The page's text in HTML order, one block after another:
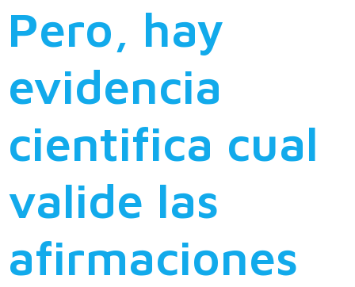
Pero, hay
evidencia
cientifica cual
valide las
afirmaciones